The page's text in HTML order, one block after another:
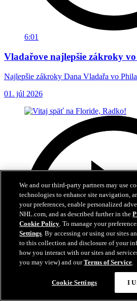
6:01
Vladařove najlepšie zákroky
Najlepšie zákroky Dana Vladařa vo
01. júl 2026
We and our third-party partners may use
technologies to enhance site navigation,
your preferences, enable personalized
NHL.com, and as described further in the
Cookie Policy. To manage your
Settings. By accessing or using our sites
to this collection and disclosure of your
how you interact with our sites and
you may view) and ourTerms of Service.
Cookie Settings I